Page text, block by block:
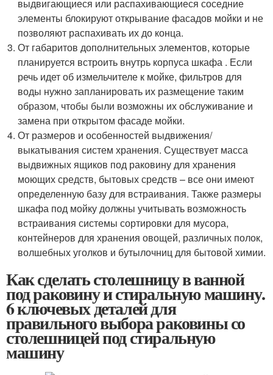
выдвигающиеся или распахивающиеся соседние
элементы блокируют открывание фасадов мойки и не
позволяют распахивать их до конца.
От габаритов дополнительных элементов, которые
планируется встроить внутрь корпуса шкафа . Если
речь идет об измельчителе к мойке, фильтров для
воды нужно запланировать их размещение таким
образом, чтобы были возможны их обслуживание и
замена при открытом фасаде мойки.
От размеров и особенностей выдвижения/
выкатывания систем хранения. Существует масса
выдвижных ящиков под раковину для хранения
моющих средств, бытовых средств – все они имеют
определенную базу для встраивания. Также размеры
шкафа под мойку должны учитывать возможность
встраивания системы сортировки для мусора,
контейнеров для хранения овощей, различных полок,
волшебных уголков и бутылочниц для бытовой химии.
Как сделать столешницу в ванной
под раковину и стиральную машину.
6 ключевых деталей для
правильного выбора раковины со
столешницей под стиральную
машину